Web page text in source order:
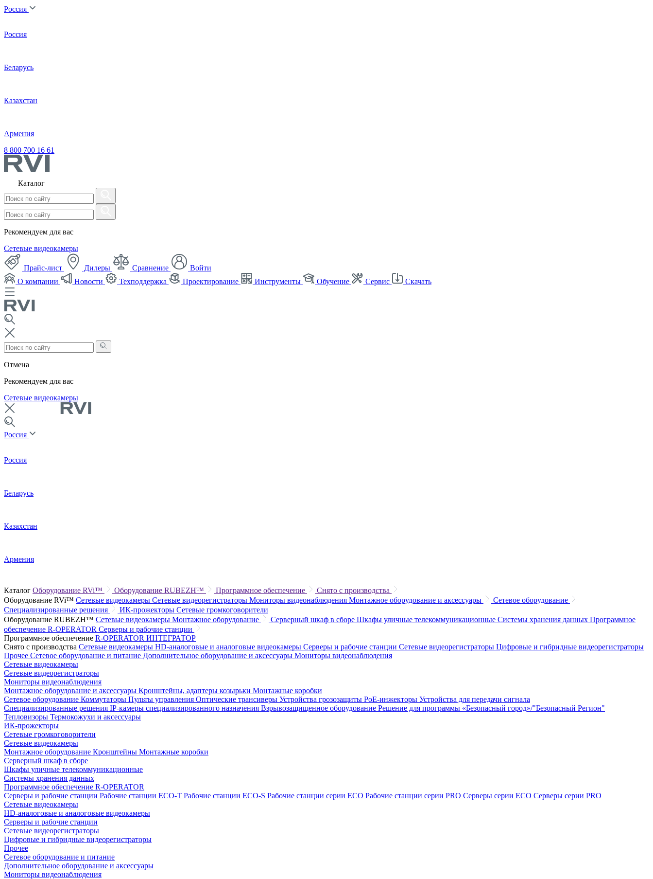
Россия
Россия
Беларусь
Казахстан
Армения
8 800 700 16 61
Каталог
Рекомендуем для вас
Сетевые видеокамеры
Прайс-лист Дилеры Сравнение
Войти
О компании
Новости Техподдержка Проектирование Инструменты Обучение Сервис Скачать
Отмена
Рекомендуем для вас
Сетевые видеокамеры
Россия
Россия
Беларусь
Казахстан
Армения
Каталог Оборудование RVi™ Оборудование RUBEZH™ Программное обеспечение
Снято с производства
Оборудование RVi™ Сетевые видеокамеры Сетевые видеорегистраторы Мониторы видеонаблюдения Монтажное оборудование и аксессуары
Сетевое оборудование
Специализированные решения
ИК-прожекторы Сетевые громкоговорители
Оборудование RUBEZH™ Сетевые видеокамеры Монтажное оборудование Серверный шкаф в сборе Шкафы уличные телекоммуникационные Системы хранения данных Программное
обеспечение R-OPERATOR Серверы и рабочие станции
Программное обеспечение R-OPERATOR ИНТЕГРАТОР
Снято с производства Сетевые видеокамеры HD-аналоговые и аналоговые видеокамеры Серверы и рабочие станции Сетевые видеорегистраторы Цифровые и гибридные видеорегистраторы
Прочее Сетевое оборудование и питание Дополнительное оборудование и аксессуары Мониторы видеонаблюдения
Сетевые видеокамеры
Сетевые видеорегистраторы
Мониторы видеонаблюдения
Монтажное оборудование и аксессуары Кронштейны, адаптеры козырьки Монтажные коробки
Сетевое оборудование Коммутаторы Пульты управления Оптические трансиверы Устройства грозозащиты PoE-инжекторы Устройства для передачи сигнала
Специализированные решения IP-камеры специализированного назначения Взрывозащищенное оборудование Решение для программы «Безопасный город»/"Безопасный Регион"
Тепловизоры Термокожухи и аксессуары
ИК-прожекторы
Сетевые громкоговорители
Сетевые видеокамеры
Монтажное оборудование Кронштейны Монтажные коробки
Серверный шкаф в сборе
Шкафы уличные телекоммуникационные
Системы хранения данных
Программное обеспечение R-OPERATOR
Серверы и рабочие станции Рабочие станции ECO-T Рабочие станции ECO-S Рабочие станции серии ECO Рабочие станции серии PRO Серверы серии ECO Серверы серии PRO
Сетевые видеокамеры
HD-аналоговые и аналоговые видеокамеры
Серверы и рабочие станции
Сетевые видеорегистраторы
Цифровые и гибридные видеорегистраторы
Прочее
Сетевое оборудование и питание
Дополнительное оборудование и аксессуары
Мониторы видеонаблюдения